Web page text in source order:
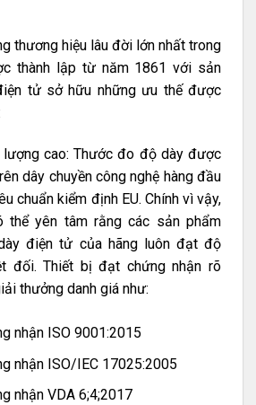
thương hiệu lâu đời lớn nhất trong
thành lập từ năm 1861 với sản
tử sở hữu những ưu thế được
cao: Thước đo độ dày được
dây chuyền công nghệ hàng đầu
chuẩn kiểm định EU. Chính vì vậy,
thể yên tâm rằng các sản phẩm
điện tử của hãng luôn đạt độ
đối. Thiết bị đạt chứng nhận rõ
thưởng danh giá như:
nhận ISO 9001:2015
nhận ISO/IEC 17025:2005
nhận VDA 6;4;2017